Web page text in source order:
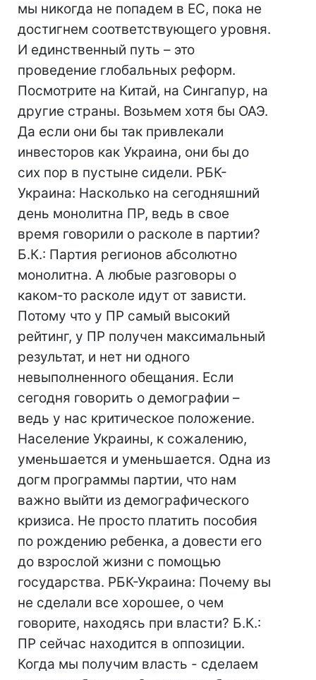
мы никогда не попадем в ЕС, пока не
достигнем соответствующего уровня.
И единственный путь – это
проведение глобальных реформ.
Посмотрите на Китай, на Сингапур, на
другие страны. Возьмем хотя бы ОАЭ.
Да если они бы так привлекали
инвесторов как Украина, они бы до
сих пор в пустыне сидели. РБК-
Украина: Насколько на сегодняшний
день монолитна ПР, ведь в свое
время говорили о расколе в партии?
Б.К.: Партия регионов абсолютно
монолитна. А любые разговоры о
каком-то расколе идут от зависти.
Потому что у ПР самый высокий
рейтинг, у ПР получен максимальный
результат, и нет ни одного
невыполненного обещания. Если
сегодня говорить о демографии –
ведь у нас критическое положение.
Население Украины, к сожалению,
уменьшается и уменьшается. Одна из
догм программы партии, что нам
важно выйти из демографического
кризиса. Не просто платить пособия
по рождению ребенка, а довести его
до взрослой жизни с помощью
государства. РБК-Украина: Почему вы
не сделали все хорошее, о чем
говорите, находясь при власти? Б.К.:
ПР сейчас находится в оппозиции.
Когда мы получим власть - сделаем